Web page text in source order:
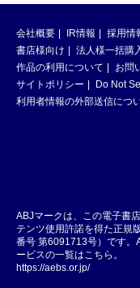
会社概要 IR情報 採用情
書店様向け
法人様一括購
作品の利用について
お問
サイトポリシー
Do Not
利用者情報の外部送信につ
ABJマークは、この電子書
テンツ使用許諾を得た正規
番号 第6091713号）です。
ービスの一覧はこちら。
https://aebs.or.jp/